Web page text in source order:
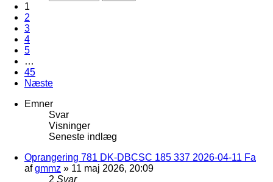
1
2
3
4
5
…
45
Næste
Emner
Svar
Visninger
Seneste indlæg
Oprangering 781 DK-DBCSC 185 337 2026-04-11 Fa
afgmmz » 11 maj 2026, 20:09
2 Svar